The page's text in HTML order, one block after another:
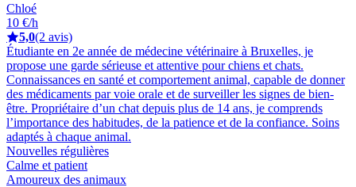
Chloé
10 €/h
5,0(2 avis)
Étudiante en 2e année de médecine vétérinaire à Bruxelles, je
propose une garde sérieuse et attentive pour chiens et chats.
Connaissances en santé et comportement animal, capable de donner
des médicaments par voie orale et de surveiller les signes de bien-
être. Propriétaire d’un chat depuis plus de 14 ans, je comprends
l’importance des habitudes, de la patience et de la confiance. Soins
adaptés à chaque animal.
Nouvelles régulières
Calme et patient
Amoureux des animaux